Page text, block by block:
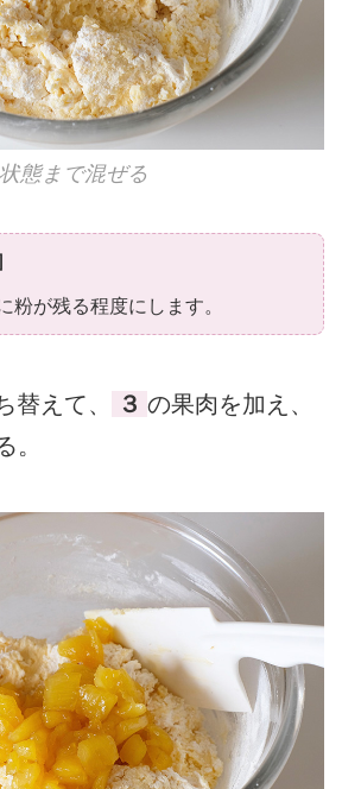
態まで混ぜる
粉が残る程度にします。
えて、 ３ の果肉を加え、
。